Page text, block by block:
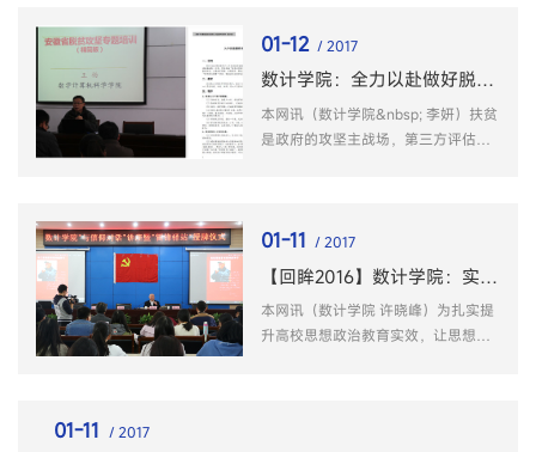
01-12 / 2017
数计学院：全力以赴做好脱贫攻坚第三方监测评估工作
本网讯（数计学院&nbsp; 李妍）扶贫
是政府的攻坚主战场，第三方评估则
01-11 / 2017
【回眸2016】数计学院：实施“典型引领”工程推动大学生全面成才
本网讯（数计学院 许晓峰）为扎实提
升高校思想政治教育实效，让思想政
01-11 / 2017